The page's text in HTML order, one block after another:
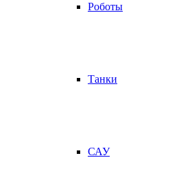
Роботы
Танки
САУ